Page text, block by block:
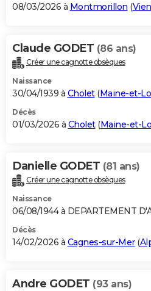
08/03/2026 à Montmorillon (
Claude GODET (86 ans)
Créer une cagnotte obsèques
Naissance
30/04/1939 à Cholet(Maine-et-
Décès
01/03/2026 à Cholet(Maine-et-
Danielle GODET (81 ans)
Créer une cagnotte obsèques
Naissance
06/08/1944 à DEPARTEMENT
Décès
14/02/2026 à Cagnes-sur-Mer(
Andre GODET (93 ans)